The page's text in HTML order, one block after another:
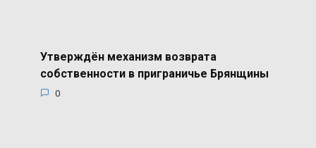
Утверждён механизм возврата
собственности в приграничье Брянщины
0